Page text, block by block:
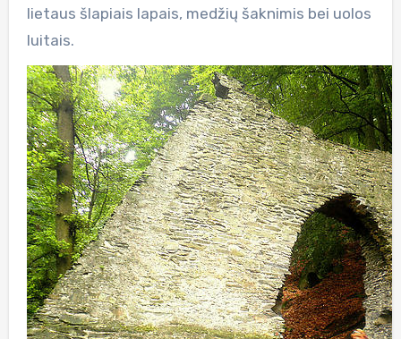
lietaus šlapiais lapais, medžių šaknimis bei uolos
luitais.